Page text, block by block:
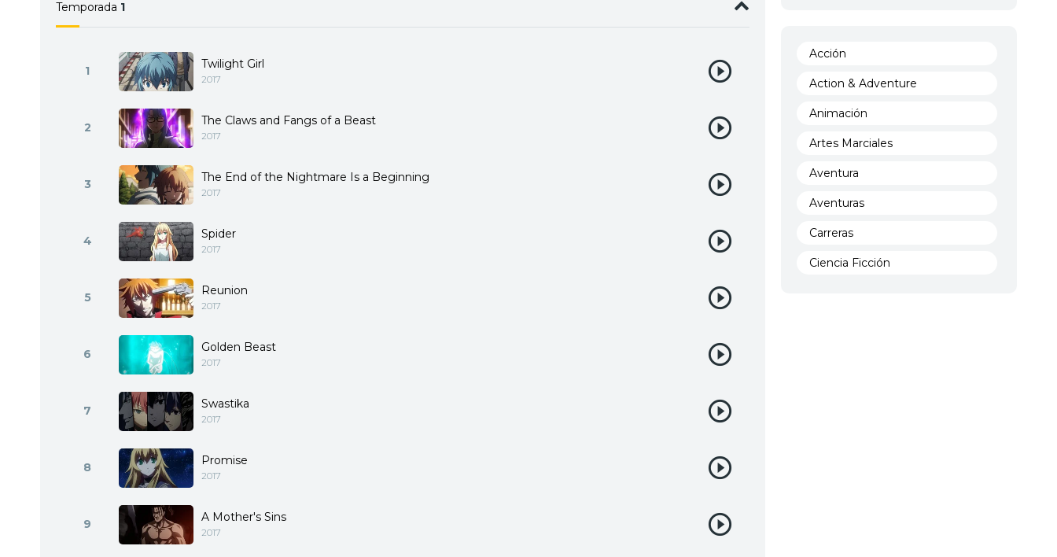
Temporada 1
1 Twilight Girl
2017
2 The Claws and Fangs of a Beast
2017
3 The End of the Nightmare Is a Beginning
2017
4 Spider
2017
5 Reunion
2017
6 Golden Beast
2017
7 Swastika
2017
8 Promise
2017
9 A Mother's Sins
2017
Acción
Action & Adventure
Animación
Artes Marciales
Aventura
Aventuras
Carreras
Ciencia Ficción